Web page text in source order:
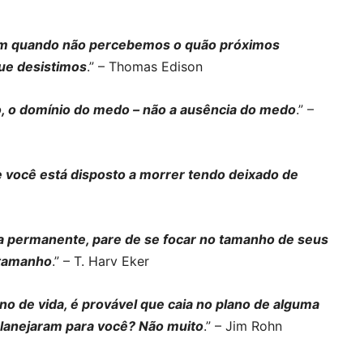
quando não percebemos o quão próximos
desistimos.” – Thomas Edison
domínio do medo – não a ausência do medo.” –
você está disposto a morrer tendo deixado de
permanente, pare de se focar no tamanho de seus
.” – T. Harv Eker
de vida, é provável que caia no plano de alguma
para você? Não muito.” – Jim Rohn